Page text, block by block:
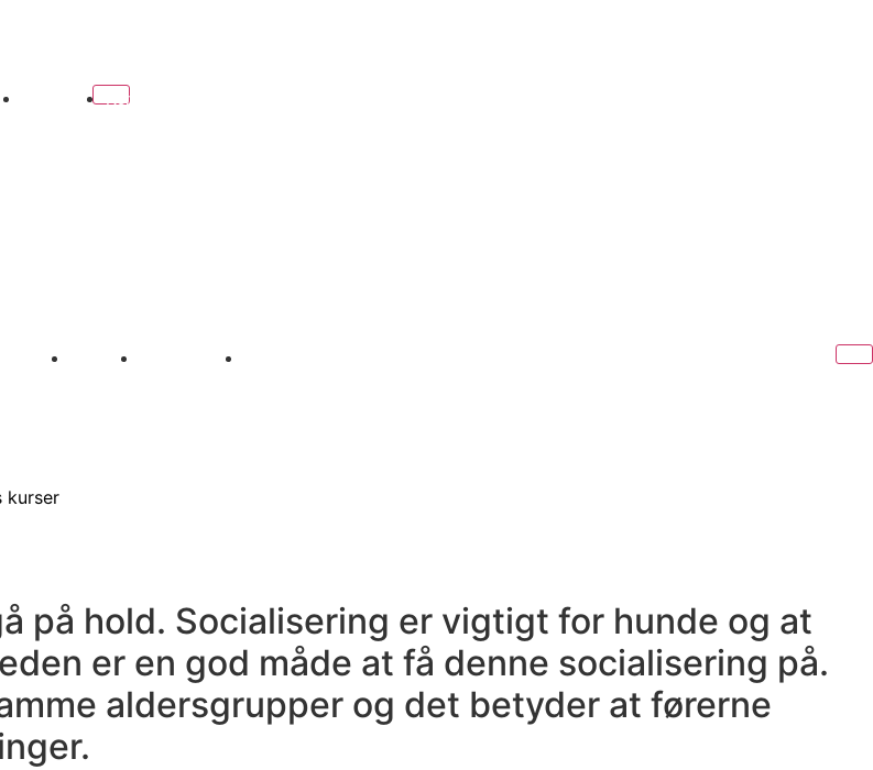
Kontakt
kurser
på hold. Socialisering er vigtigt for hunde og at
er en god måde at få denne socialisering på.
aldersgrupper og det betyder at førerne